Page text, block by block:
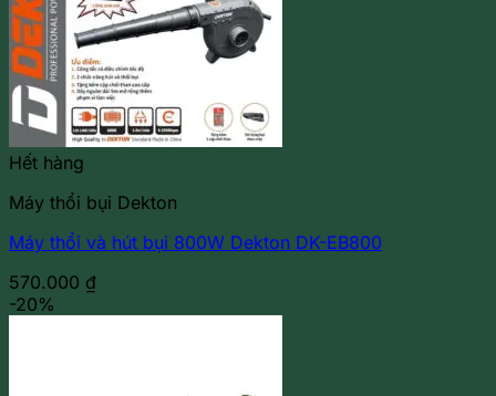
Hết hàng
Máy thổi bụi Dekton
Máy thổi và hút bụi 800W Dekton DK-EB800
570.000 ₫
-20%